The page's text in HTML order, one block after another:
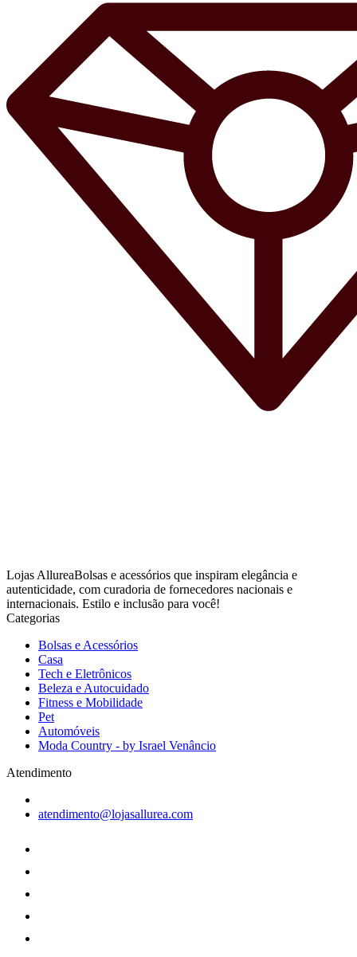
Lojas AllureaBolsas e acessórios que inspiram elegância e
autenticidade, com curadoria de fornecedores nacionais e
internacionais. Estilo e inclusão para você!
Categorias
Bolsas e Acessórios
Casa
Tech e Eletrônicos
Beleza e Autocuidado
Fitness e Mobilidade
Pet
Automóveis
Moda Country - by Israel Venâncio
Atendimento
atendimento@lojasallurea.com